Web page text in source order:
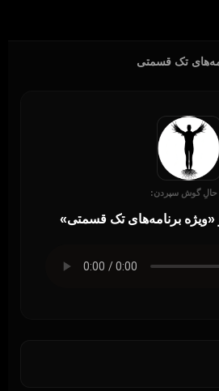
تک قسمتی
حالِ گوش سپردن:
«ویژه برنامه‌های تک قسمتی»